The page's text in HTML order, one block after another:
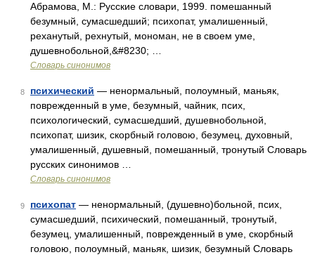
Абрамова, М.: Русские словари, 1999. помешанный
безумный, сумасшедший; психопат, умалишенный,
реханутый, рехнутый, мономан, не в своем уме,
душевнобольной,&#8230; …
Словарь синонимов
8 психический — ненормальный, полоумный, маньяк,
поврежденный в уме, безумный, чайник, псих,
психологический, сумасшедший, душевнобольной,
психопат, шизик, скорбный головою, безумец, духовный,
умалишенный, душевный, помешанный, тронутый Словарь
русских синонимов …
Словарь синонимов
9 психопат — ненормальный, (душевно)больной, псих,
сумасшедший, психический, помешанный, тронутый,
безумец, умалишенный, поврежденный в уме, скорбный
головою, полоумный, маньяк, шизик, безумный Словарь